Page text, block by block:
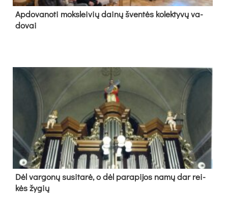
Ap­do­va­no­ti moks­lei­vių dai­nų šven­tės ko­lek­ty­vų va­
do­vai
Dėl var­go­nų su­si­ta­rė, o dėl pa­ra­pi­jos na­mų dar rei­
kės žy­gių